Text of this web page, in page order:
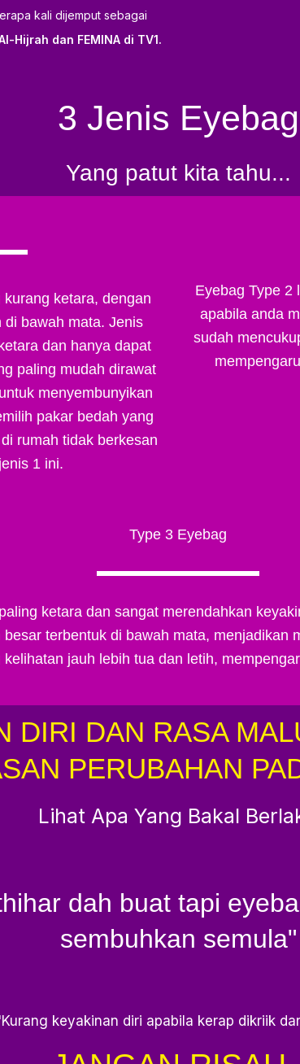
kali dijemput sebagai
Hijrah dan FEMINA di TV1.
3 Jenis Eyebag
Yang patut kita tahu...
ketara, dengan
di bawah mata. Jenis
dan hanya dapat
paling mudah dirawat
menyembunyikan
pakar bedah yang
rumah tidak berkesan
1 ini.
Eyebag Type 2
apabila anda
sudah
Type 3 Eyebag
ketara dan sangat merendahkan
terbentuk di bawah mata, menjadikan
jauh lebih tua dan letih,
DIRI DAN RASA
PERUBAHAN
Lihat Apa Yang Bakal
dah buat tapi
sembuhkan semula"
keyakinan diri apabila kerap dikriik